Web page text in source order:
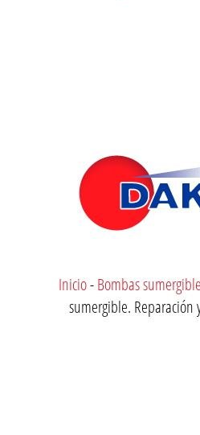
Inicio-Bombas
sumergible. Reparación